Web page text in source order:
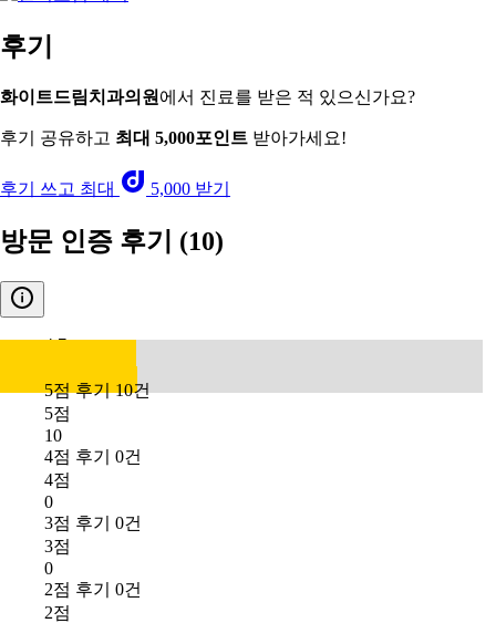
후기
화이트드림치과의원 에서 진료를 받은 적 있으신가요?
후기 공유하고 최대 5,000포인트 받아가세요!
후기 쓰고 최대 5,000 받기
방문 인증 후기 (10)
4.7
5점 후기 10건
5점
10
4점 후기 0건
4점
0
3점 후기 0건
3점
0
2점 후기 0건
2점